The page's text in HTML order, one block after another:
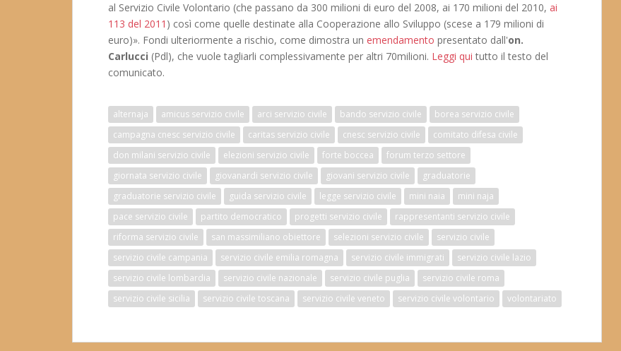
al Servizio Civile Volontario (che passano da 300 milioni di euro del 2008, ai 170 milioni del 2010, ai
113 del 2011 ) così come quelle destinate alla Cooperazione allo Sviluppo (scese a 179 milioni di
euro)». Fondi ulteriormente a rischio, come dimostra un emendamento presentato dall'on.
Carlucci (Pdl), che vuole tagliarli complessivamente per altri 70milioni. Leggi qui tutto il testo del
comunicato.
alternaja amicus servizio civile arci servizio civile bando servizio civile
borea servizio civile
campagna cnesc servizio civile
caritas servizio civile cnesc servizio civile
comitato difesa civile
don milani servizio civile
elezioni servizio civile forte boccea
forum terzo settore
giornata servizio civile
giovanardi servizio civile giovani servizio civile
graduatorie
graduatorie servizio civile
guida servizio civile legge servizio civile mini naia
mini naja
pace servizio civile
partito democratico progetti servizio civile
rappresentanti servizio civile
riforma servizio civile
san massimiliano obiettore selezioni servizio civile
servizio civile
servizio civile campania
servizio civile emilia romagna servizio civile immigrati
servizio civile lazio
servizio civile lombardia
servizio civile nazionale servizio civile puglia
servizio civile roma
servizio civile sicilia
servizio civile toscana servizio civile veneto servizio civile volontario volontariato